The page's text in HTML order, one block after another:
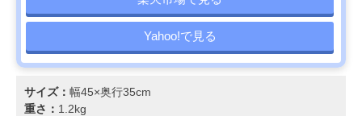
Yahoo!で見る
サイズ： 幅45×奥行35cm
重さ： 1.2kg